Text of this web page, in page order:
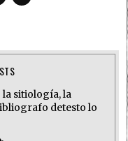
la sitiología, la
detesto lo